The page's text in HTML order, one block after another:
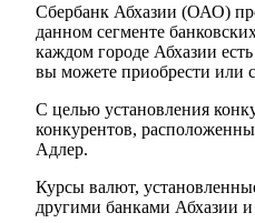
Сбербанк Абхазии (ОАО)
данном сегменте
каждом городе Абхазии
вы можете приобрести
С целью установления
конкурентов,
Адлер.
Курсы валют,
другими банками Абхазии